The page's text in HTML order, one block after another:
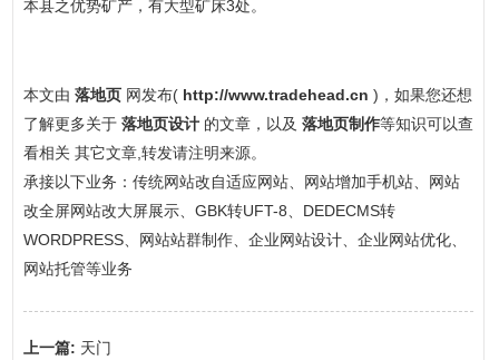
本县之优势矿产，有大型矿床3处。
本文由 落地页 网发布( http://www.tradehead.cn )，如果您还想
了解更多关于 落地页设计 的文章，以及 落地页制作等知识可以查
看相关 其它文章,转发请注明来源。
承接以下业务：传统网站改自适应网站、网站增加手机站、网站
改全屏网站改大屏展示、GBK转UFT-8、DEDECMS转
WORDPRESS、网站站群制作、企业网站设计、企业网站优化、
网站托管等业务
上一篇: 天门